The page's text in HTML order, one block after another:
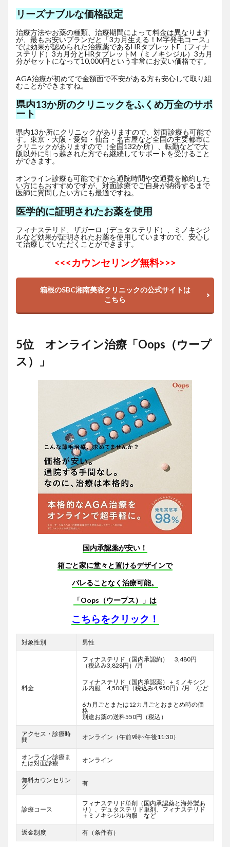
リーズナブルな価格設定
治療方法やお薬の種類、治療期間によって料金は異なります
が、最もお安いプランだと「3カ月生える！M字発毛コース」
では効果が認められた治療薬であるHRタブレットF （フィナ
ステリド）3カ月分とHRタブレットM（ミノキシジル）3カ月
分がセットになって10,000円という非常にお安い価格です。
AGA治療が初めてで金額面で不安がある方も安心して取り組
むことができますね。
県内13か所のクリニックをふくめ万全のサポ
ート
県内13か所にクリニックがありますので、対面診療も可能で
す。東京・大阪・愛知・仙台・名古屋など全国の主要都市に
クリニックがありますので（全国132か所）、転勤などで大
阪以外に引っ越された方でも継続してサポートを受けること
ができます。
オンライン診療も可能ですから通院時間や交通費を節約した
い方にもおすすめですが、対面診療でご自身が納得するまで
医師に質問したい方にも最適ですね。
医学的に証明されたお薬を使用
フィナステリド、ザガーロ（デュタステリド）、ミノキシジ
ルなど効果が証明されたお薬を使用していますので、安心し
て治療していただくことができます。
<<<カウンセリング無料>>>
箱根のSBC湘南美容クリニックの公式サイトは
こちら
5位 オンライン治療「Oops（ウープ
ス）」
国内承認薬が安い！
箱ごと家に堂々と置けるデザインで
バレることなく治療可能。
「Oops（ウープス）」は
こちらをクリック！
対象性別 男性
料金
フィナステリド（国内承認約） 3,480円
（税込み3,828円）/月
フィナステリド（国内承認薬）＋ミノキシジ
ル内服 4,500円（税込み4,950円）/月 など
6カ月ごとまたは12カ月ごとおまとめ時の価
格
別途お薬の送料550円（税込）
アクセス・診療時
間
オンライン（午前9時~午後11:30）
オンライン診療ま
たは対面診療
オンライン
無料カウンセリン
グ
有
診療コース
フィナステリド単剤（国内承認薬と海外製あ
り）、デュタステリド単剤、フィナステリド
＋ミノキシジル内服 など
返金制度 有（条件有）